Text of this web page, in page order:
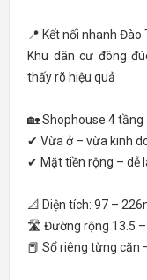
📍 Kết nối nhanh
Khu dân cư đông
thấy rõ hiệu quả
🏡 Shophouse 4
✔ Vừa ở – vừa kinh
✔ Mặt tiền rộng – dễ
📐 Diện tích: 97 –
🛣 Đường rộng 13.5 –
📕 Sổ riêng từng căn